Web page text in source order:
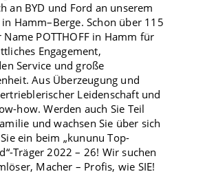
an BYD und Ford an unserem
Hamm–Berge. Schon über 115
Name POTTHOFF in Hamm für
Engagement,
Service und große
Aus Überzeugung und
Leidenschaft und
how. Werden auch Sie Teil
und wachsen Sie über sich
ein beim „kununu Top-
Träger 2022 – 26! Wir suchen
Macher – Profis, wie SIE!